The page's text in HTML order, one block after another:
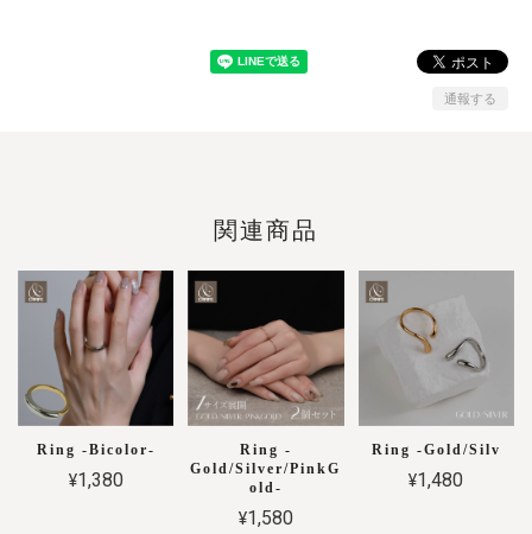
通報する
関連商品
Ring -Bicolor-
¥1,380
Ring -
Gold/Silver/PinkG
old-
¥1,580
Ring -Gold/Silv
¥1,480